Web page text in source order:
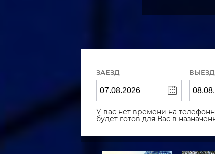
ЗАЕЗД ВЫЕЗД
У вас нет времени на
будет готов для Вас в